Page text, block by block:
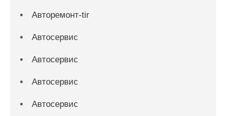
Авторемонт-tir
Автосервис
Автосервис
Автосервис
Автосервис